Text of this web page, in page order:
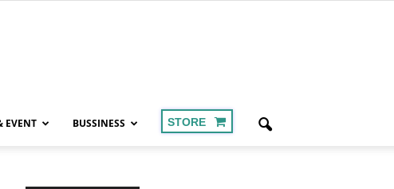
EVENT BUSSINESS STORE